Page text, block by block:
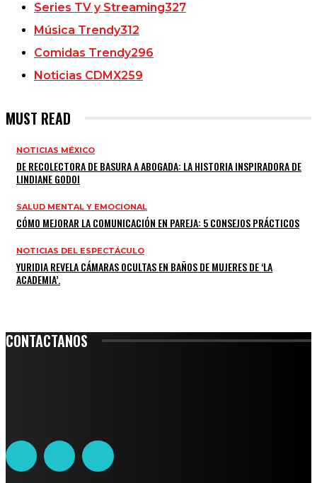
Series TV y Streaming327
Música Trendy312
Comidas Trendy296
Noticias CDMX259
MUST READ
NOTICIAS MÉXICO
DE RECOLECTORA DE BASURA A ABOGADA: LA HISTORIA INSPIRADORA DE
LINDIANE GODOI
SALUD MENTAL Y EMOCIONAL
CÓMO MEJORAR LA COMUNICACIÓN EN PAREJA: 5 CONSEJOS PRÁCTICOS
NOTICIAS DEL ESPECTÁCULO
YURIDIA REVELA CÁMARAS OCULTAS EN BAÑOS DE MUJERES DE ‘LA
ACADEMIA’.
CONTACTANOS